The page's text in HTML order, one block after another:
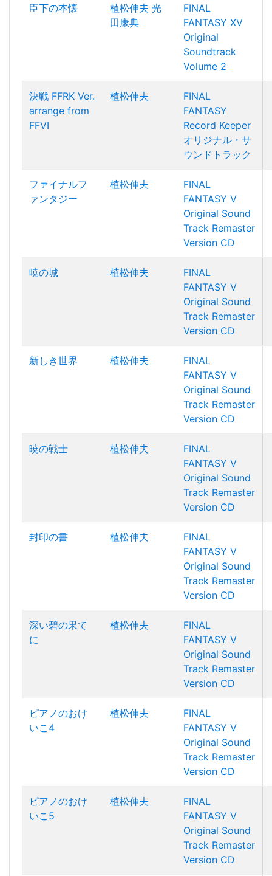
臣下の本懐 植松伸夫 光
田康典
FINAL
FANTASY XV
Original
Soundtrack
Volume 2
決戦 FFRK Ver.
arrange from
FFVI
植松伸夫
FINAL
FANTASY
Record Keeper
オリジナル・サ
ウンドトラック
ファイナルフ
ァンタジー
植松伸夫
FINAL
FANTASY V
Original Sound
Track Remaster
Version CD
暁の城 植松伸夫
FINAL
FANTASY V
Original Sound
Track Remaster
Version CD
新しき世界 植松伸夫
FINAL
FANTASY V
Original Sound
Track Remaster
Version CD
暁の戦士 植松伸夫
FINAL
FANTASY V
Original Sound
Track Remaster
Version CD
封印の書 植松伸夫
FINAL
FANTASY V
Original Sound
Track Remaster
Version CD
深い碧の果て
に
植松伸夫
FINAL
FANTASY V
Original Sound
Track Remaster
Version CD
ピアノのおけ
いこ4
植松伸夫
FINAL
FANTASY V
Original Sound
Track Remaster
Version CD
ピアノのおけ
いこ5
植松伸夫
FINAL
FANTASY V
Original Sound
Track Remaster
Version CD